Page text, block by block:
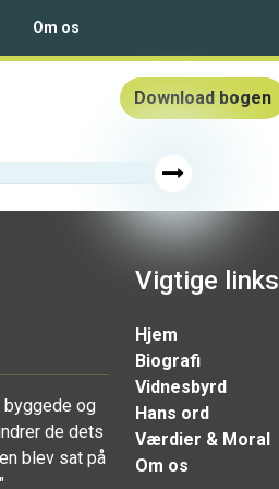
Om os
Download bogen
og
de dets
blev sat på
Vigtige links
Hjem
Biografi
Vidnesbyrd
Hans ord
Værdier & Moral
Om os